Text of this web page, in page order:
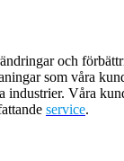
och
som våra
industrier. Våra
service.